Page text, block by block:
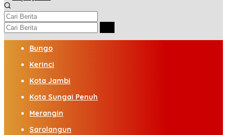
Bungo
Kerinci
Kota Jambi
Kota Sungai Penuh
Merangin
Sarolangun